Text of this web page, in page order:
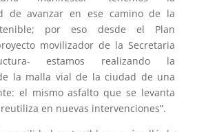
de avanzar en ese camino de la
por eso desde el Plan
movilizador de la Secretaria
estamos realizando la
la malla vial de la ciudad de una
el mismo asfalto que se levanta
en nuevas intervenciones”.